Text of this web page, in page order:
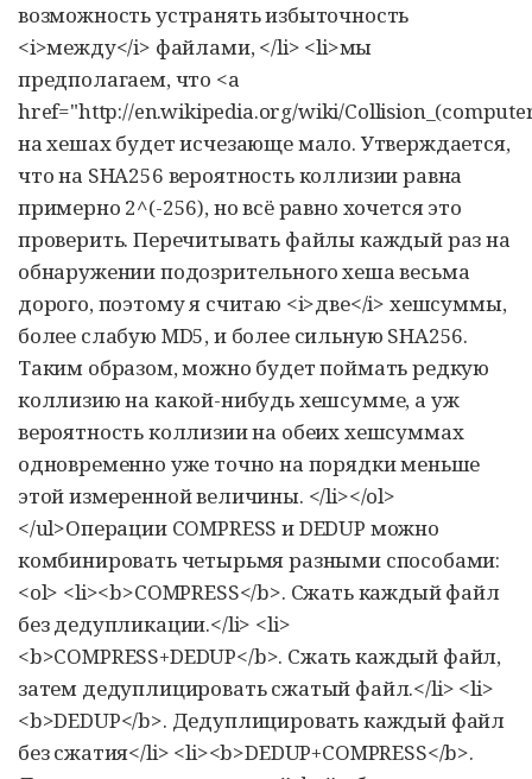
возможность устранять избыточность
<i>между</i> файлами, </li> <li>мы
предполагаем, что <a
href="http://en.wikipedia.org/wiki/
на хешах будет исчезающе мало. Утверждается,
что на SHA256 вероятность коллизии равна
примерно 2^(-256), но всё равно хочется это
проверить. Перечитывать файлы каждый раз на
обнаружении подозрительного хеша весьма
дорого, поэтому я считаю <i>две</i> хешсуммы,
более слабую MD5, и более сильную SHA256.
Таким образом, можно будет поймать редкую
коллизию на какой-нибудь хешсумме, а уж
вероятность коллизии на обеих хешсуммах
одновременно уже точно на порядки меньше
этой измеренной величины. </li></ol>
</ul>Операции COMPRESS и DEDUP можно
комбинировать четырьмя разными способами:
<ol> <li><b>COMPRESS</b>. Сжать каждый файл
без дедупликации.</li> <li>
<b>COMPRESS+DEDUP</b>. Сжать каждый файл,
затем дедуплицировать сжатый файл.</li> <li>
<b>DEDUP</b>. Дедуплицировать каждый файл
без сжатия</li> <li><b>DEDUP+COMPRESS</b>.